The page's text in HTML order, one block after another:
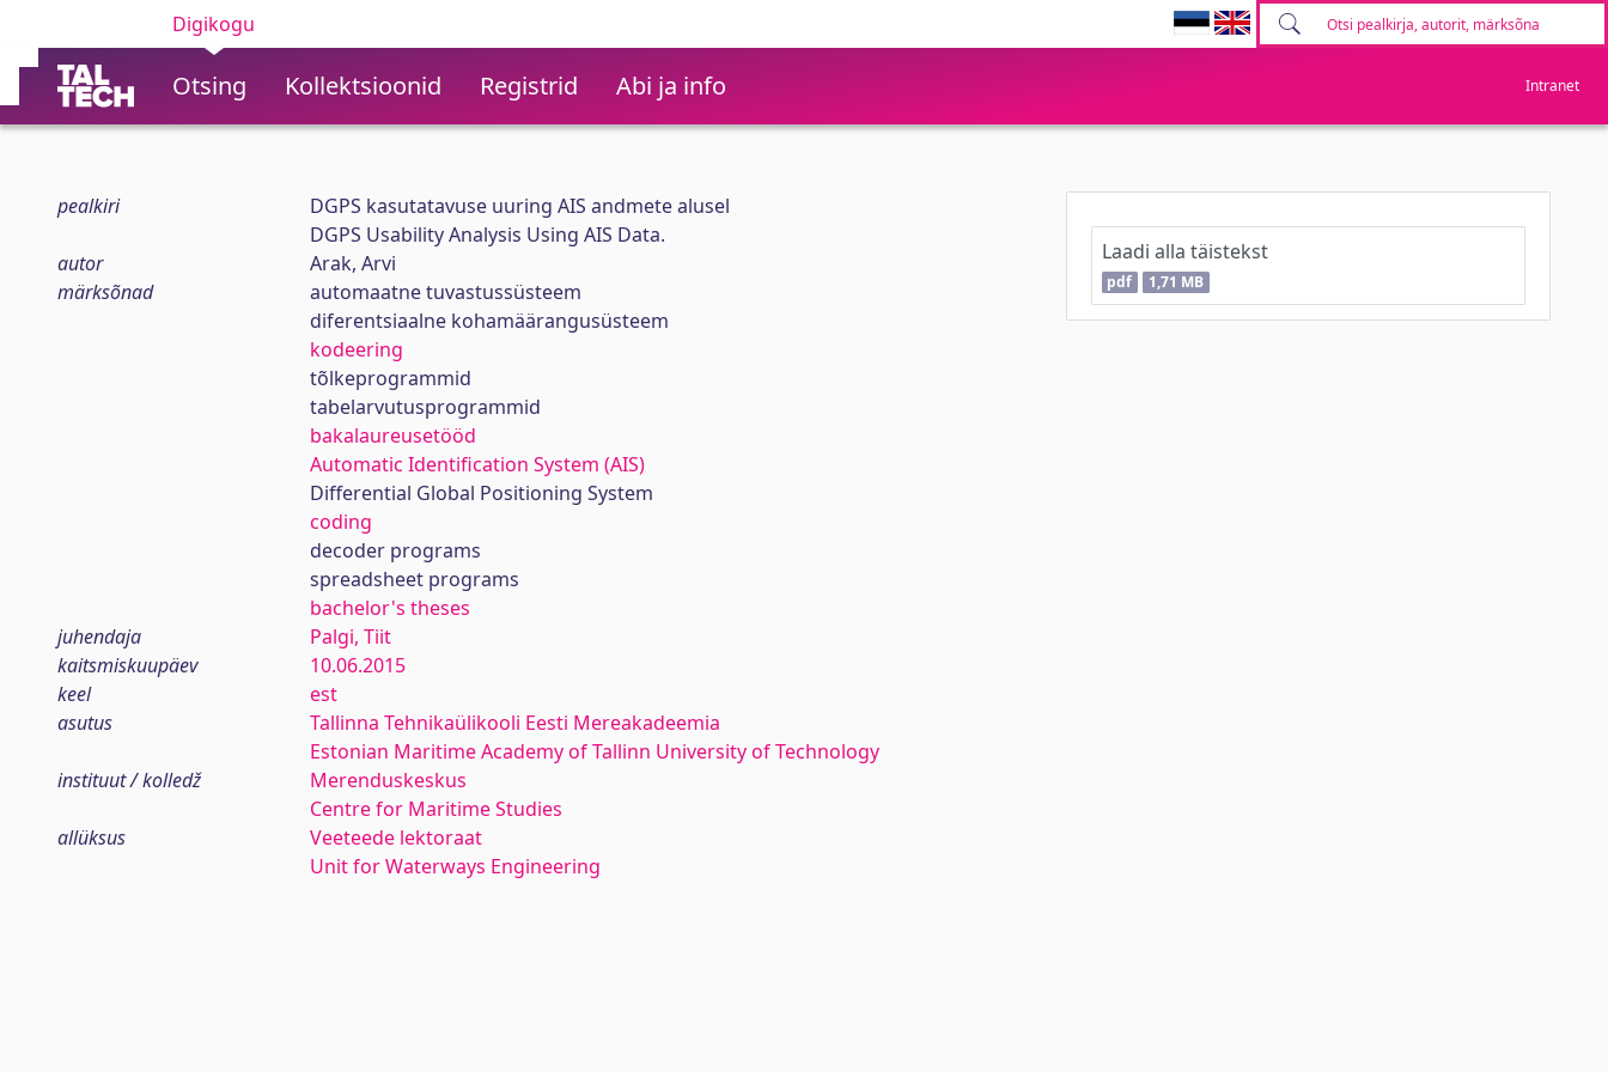
Digikogu
Otsing Kollektsioonid Registrid Abi ja info Intranet
pealkiri
DGPS kasutatavuse uuring AIS andmete alusel
DGPS Usability Analysis Using AIS Data.
autor
Arak, Arvi
märksõnad
automaatne tuvastussüsteem
diferentsiaalne kohamäärangusüsteem
kodeering
tõlkeprogrammid
tabelarvutusprogrammid
bakalaureusetööd
Automatic Identification System (AIS)
Differential Global Positioning System
coding
decoder programs
spreadsheet programs
bachelor's theses
juhendaja
Palgi, Tiit
kaitsmiskuupäev
10.06.2015
keel
est
asutus
Tallinna Tehnikaülikooli Eesti Mereakadeemia
Estonian Maritime Academy of Tallinn University of Technology
instituut / kolledž
Merenduskeskus
Centre for Maritime Studies
allüksus
Veeteede lektoraat
Unit for Waterways Engineering
Laadi alla täistekst
pdf 1,71 MB